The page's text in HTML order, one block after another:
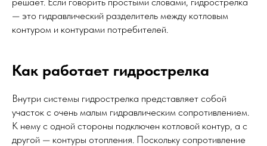
— это гидравлический разделитель между котловым
контуром и контурами потребителей.
Как работает гидрострелка
Внутри системы гидрострелка представляет собой
участок с очень малым гидравлическим сопротивлением.
К нему с одной стороны подключен котловой контур, а с
другой — контуры отопления. Поскольку сопротивление